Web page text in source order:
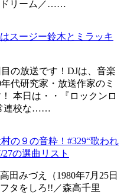
ドリーム／……
スージー鈴木とミラッキ
の放送です！DJは、音楽
代研究家・放送作家のミ
本日は・・『ロックンロ
連校な……
の９の音粋！#329“歌われ
の選曲リスト
田みづえ（1980年7月25日
タをしろ!!／森高千里